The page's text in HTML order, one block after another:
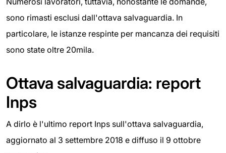
sono rimasti esclusi dall'ottava salvaguardia. In
particolare, le istanze respinte per mancanza dei requisiti
sono state oltre 20mila.
Ottava salvaguardia: report
Inps
A dirlo è l'ultimo report Inps sull'ottava salvaguardia,
aggiornato al 3 settembre 2018 e diffuso il 9 ottobre